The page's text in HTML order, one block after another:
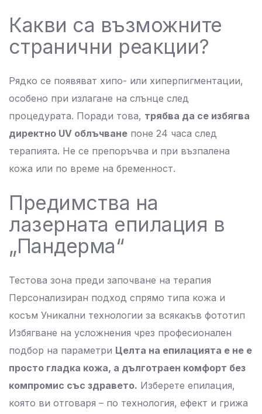
Какви са възможните
странични реакции?
Рядко се появяват хипо- или хиперпигментации,
особено при излагане на слънце след
процедурата. Поради това, трябва да се избягва
директно UV облъчване поне 24 часа след
терапията. Не се препоръчва и при възпалена
кожа или по време на бременност.
Предимства на
лазерната епилация в
„Пандерма“
Тестова зона преди започване на терапия
Персонализиран подход спрямо типа кожа и
косъм Уникални технологии за всякакъв фототип
Избягване на усложнения чрез професионален
подбор на параметри Целта на епилацията е не е
просто гладка кожа, а дълготраен комфорт без
компромис със здравето. Изберете епилация,
която ви отговаря – по технология, ефект и грижа